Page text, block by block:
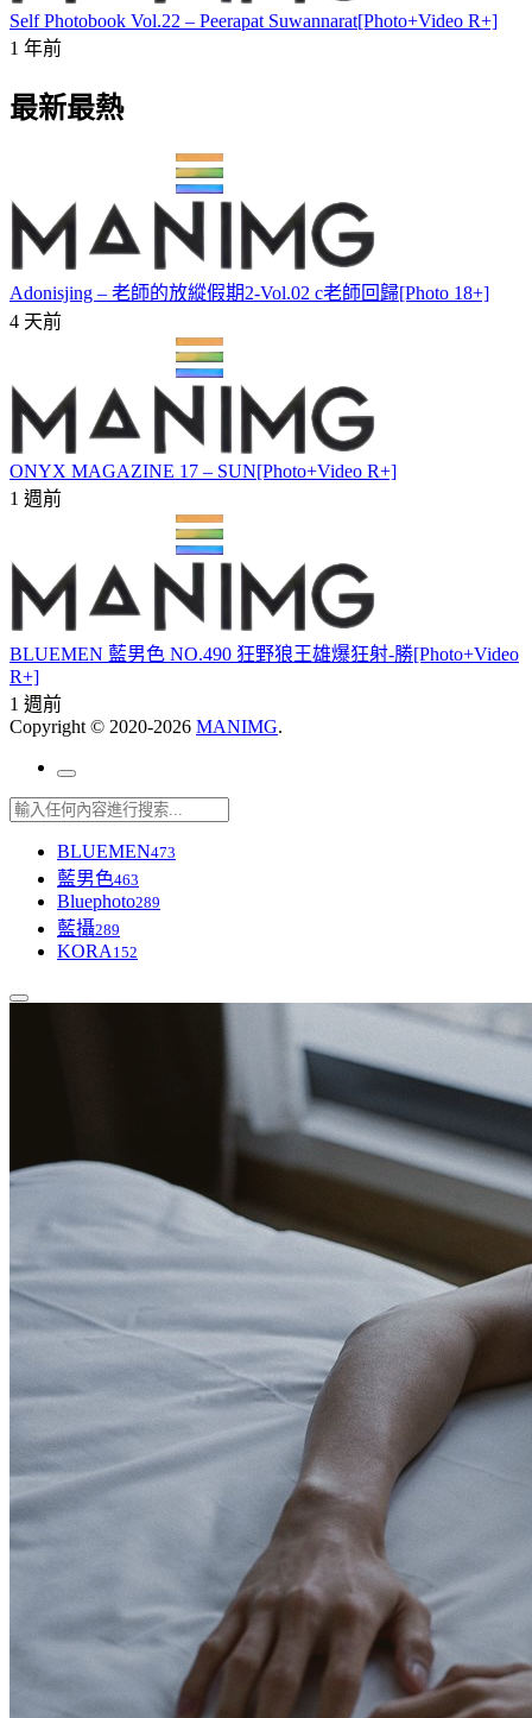
Self Photobook Vol.22 – Peerapat Suwannarat[Photo+Video R+]
1 年前
最新最熱
Adonisjing – 老師的放縱假期2-Vol.02 c老師回歸[Photo 18+]
4 天前
ONYX MAGAZINE 17 – SUN[Photo+Video R+]
1 週前
BLUEMEN 藍男色 NO.490 狂野狼王雄爆狂射-勝[Photo+Video
R+]
1 週前
Copyright © 2020-2026 MANIMG.
BLUEMEN473
藍男色463
Bluephoto289
藍攝289
KORA 152